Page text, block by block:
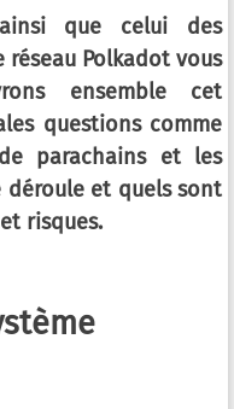
ainsi que celui des
Polkadot vous
ensemble cet
questions comme
parachains et les
déroule et quels sont
risques.